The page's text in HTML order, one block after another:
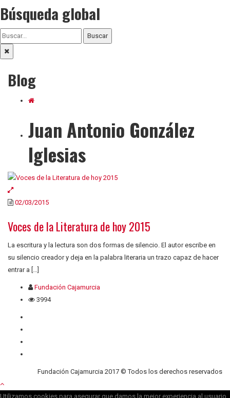
Búsqueda global
Buscar
Blog
Juan Antonio González
Iglesias
02/03/2015
Voces de la Literatura de hoy 2015
La escritura y la lectura son dos formas de silencio. El autor escribe en
su silencio creador y deja en la palabra literaria un trazo capaz de hacer
entrar a […]
Fundación Cajamurcia
3994
Fundación Cajamurcia 2017 © Todos los derechos reservados
Utilizamos cookies para asegurar que damos la mejor experiencia al usuario